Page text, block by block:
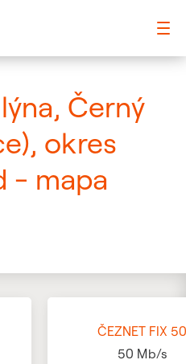
Černý
okres
- mapa
ČEZNET FIX
50 Mb/s